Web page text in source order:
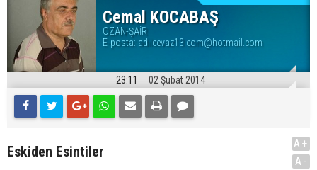
Cemal KOCABAŞ
OZAN-ŞAİR
E-posta: adilcevaz13.com@hotmail.com
23:11 02 Şubat 2014
Eskiden Esintiler
A+
A-